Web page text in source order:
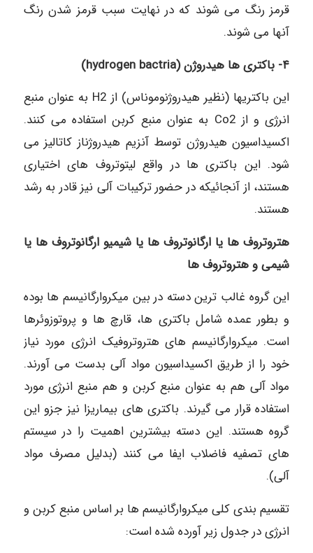
قرمز رنگ می شوند که در نهایت سبب قرمز شدن رنگ
آنها می شوند.
۴- باکتری ها هیدروژن (hydrogen bactria)
این باکتریها (نظیر هیدروژنوموناس) از H2 به عنوان منبع
انرژی و از Co2 به عنوان منبع کربن استفاده می کنند.
اکسیداسیون هیدروژن توسط آنزیم هیدروژناز کاتالیز می
شود. این باکتری ها در واقع لیتوتروف های اختیاری
هستند، از آنجائیکه در حضور ترکیبات آلی نیز قادر به رشد
هستند.
هتروتروف ها یا ارگانوتروف ها یا شیمیو ارگانوتروف ها یا
شیمی و هتروتروف ها
این گروه غالب ترین دسته در بین میکروارگانیسم ها بوده
و بطور عمده شامل باکتری ها، قارچ ها و پروتوزوئرها
است. میکروارگانیسم های هتروتروفیک انرژی مورد نیاز
خود را از طریق اکسیداسیون مواد آلی بدست می آورند.
مواد آلی هم به عنوان منبع کربن و هم منبع انرژی مورد
استفاده قرار می گیرند. باکتری های بیماریزا نیز جزو این
گروه هستند. این دسته بیشترین اهمیت را در سیستم
های تصفیه فاضلاب ایفا می کنند (بدلیل مصرف مواد
آلی).
تقسیم بندی کلی میکروارگانیسم ها بر اساس منبع کربن و
انرژی در جدول زیر آورده شده است: